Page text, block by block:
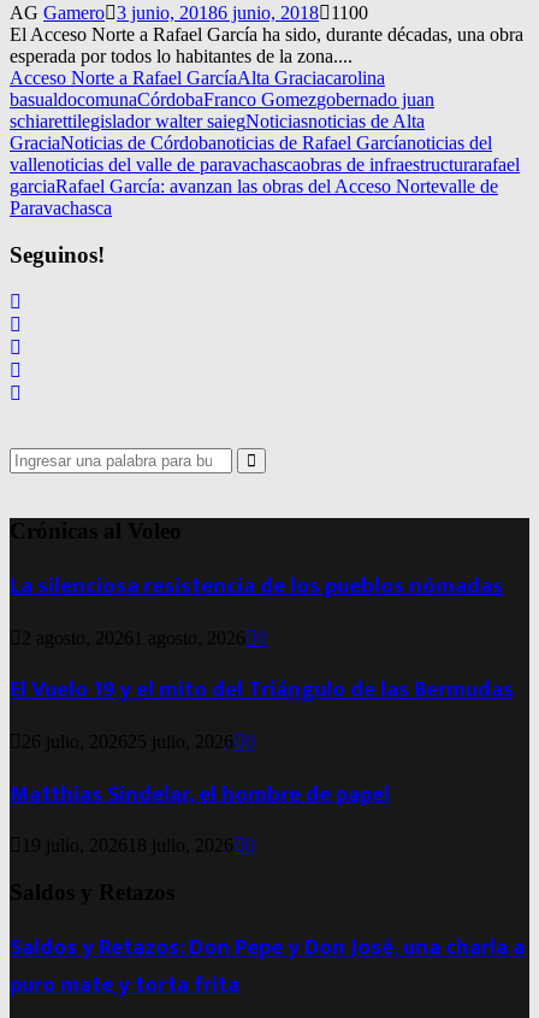
AG Gamero 3 junio, 20186 junio, 2018
1100
El Acceso Norte a Rafael García ha sido, durante décadas, una obra
esperada por todos lo habitantes de la zona....
Acceso Norte a Rafael GarcíaAlta Graciacarolina
basualdocomunaCórdobaFranco Gomezgobernado juan
schiarettilegislador walter saiegNoticiasnoticias de Alta
GraciaNoticias de Córdobanoticias de Rafael Garcíanoticias del
vallenoticias del valle de paravachascaobras de infraestructurarafael
garciaRafael García: avanzan las obras del Acceso Nortevalle de
Paravachasca
Seguinos!
Search
for:
Search
Crónicas al Voleo
La silenciosa resistencia de los pueblos nómadas
2 agosto, 2026 1 agosto, 2026 0
El Vuelo 19 y el mito del Triángulo de las Bermudas
26 julio, 2026 25 julio, 2026 0
Matthias Sindelar, el hombre de papel
19 julio, 2026 18 julio, 2026 0
Saldos y Retazos
Saldos y Retazos: Don Pepe y Don José, una charla a
puro mate y torta frita